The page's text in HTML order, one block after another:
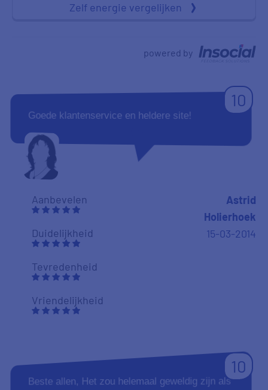
Zelf energie vergelijken
powered by
10
Goede klantenservice en heldere site!
Aanbevelen
Duidelijkheid
Tevredenheid
Vriendelijkheid
Astrid
Holierhoek
15-03-2014
10
Beste allen, Het zou helemaal geweldig zijn als